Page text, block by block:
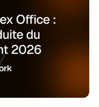
». Quels sont ces
vers ces endroits au
éléments de